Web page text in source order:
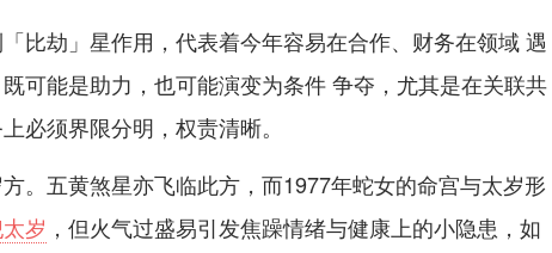
比劫」星作用，代表着今年容易在合作、财务在领域 遇
可能是助力，也可能演变为条件 争夺，尤其是在关联共
必须界限分明，权责清晰。
。五黄煞星亦飞临此方，而1977年蛇女的命宫与太岁形
岁 ，但火气过盛易引发焦躁情绪与健康上的小隐患，如